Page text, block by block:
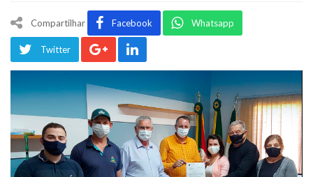
Compartilhar Facebook Whatsapp
Twitter